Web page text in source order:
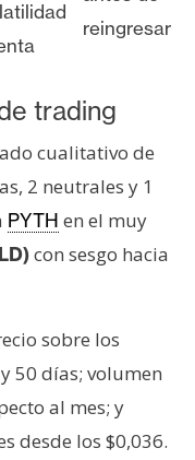
reingresar
trading
cualitativo de
2 neutrales y 1
PYTH en el muy
con sesgo hacia
sobre los
50 días; volumen
al mes; y
desde los $0,036.